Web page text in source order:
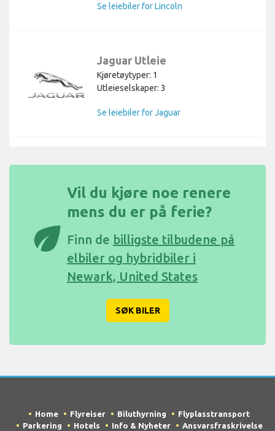
Se leiebiler for Lincoln
Jaguar Utleie
Kjøretøytyper: 1
Utleieselskaper: 3
Se leiebiler for Jaguar
eco
Vil du kjøre noe renere
mens du er på ferie?
Finn de billigste tilbudene på
elbiler og hybridbiler i
Newark, United States
SØK BILER
Home Flyreiser Biluthyrning
Flyplasstransport
Parkering
Hotels Info & Nyheter Ansvarsfraskrivelse